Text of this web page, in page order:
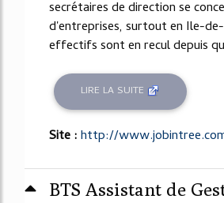
secrétaires de direction se
d'entreprises, surtout en Ile-de-
effectifs sont en recul depuis
LIRE LA SUITE
Site :http://
BTS Assistant de